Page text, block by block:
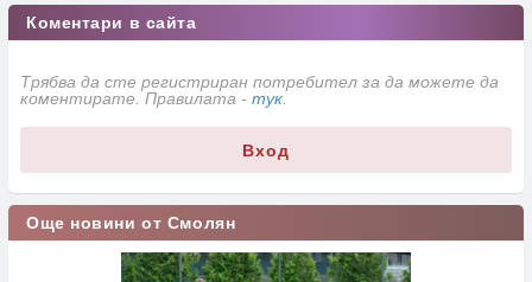
Коментари в сайта
Трябва да сте регистриран потребител за да можете да
коментирате. Правилата - тук
Вход
Още новини от Смолян